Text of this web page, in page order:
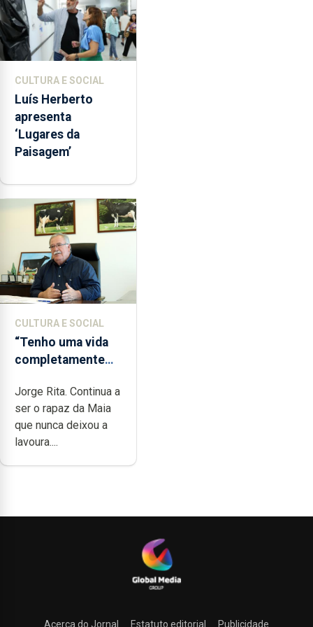
CULTURA E SOCIAL
Luís Herberto
apresenta
‘Lugares da
Paisagem’
CULTURA E SOCIAL
“Tenho uma vida
completamente
dedicação, gosto
e muita paixão”
Jorge Rita. Continua a
ser o rapaz da Maia
que nunca deixou a
lavoura....
Acerca do Jornal Estatuto editorial Publicidade